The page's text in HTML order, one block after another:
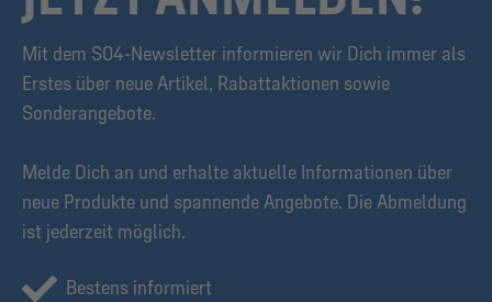
Mit dem S04-Newsletter informieren wir Dich immer als
Erstes über neue Artikel, Rabattaktionen sowie
Sonderangebote.
Melde Dich an und erhalte aktuelle Informationen über
neue Produkte und spannende Angebote. Die Abmeldung
ist jederzeit möglich.
Bestens informiert